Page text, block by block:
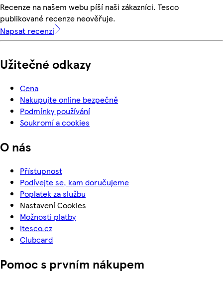
Recenze na našem webu píší naši zákazníci. Tesco
publikované recenze neověřuje.
Napsat recenzi
Užitečné odkazy
Cena
Nakupujte online bezpečně
Podmínky používání
Soukromí a cookies
O nás
Přístupnost
Podívejte se, kam doručujeme
Poplatek za službu
Nastavení Cookies
Možnosti platby
itesco.cz
Clubcard
Pomoc s prvním nákupem